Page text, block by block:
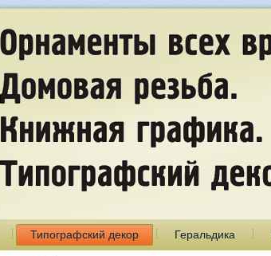
Типографский декор Геральдика